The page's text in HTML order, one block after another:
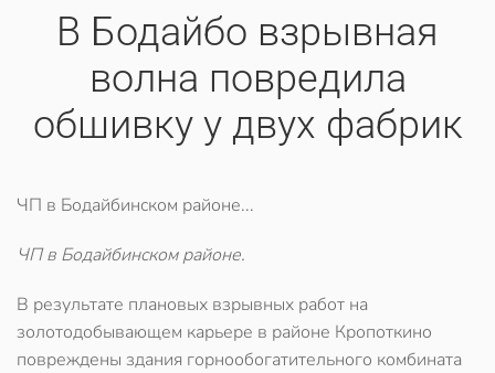
В Бодайбо взрывная
волна повредила
обшивку у двух фабрик
ЧП в Бодайбинском районе...
ЧП в Бодайбинском районе.
В результате плановых взрывных работ на
золотодобывающем карьере в районе Кропоткино
повреждены здания горнообогатительного комбината